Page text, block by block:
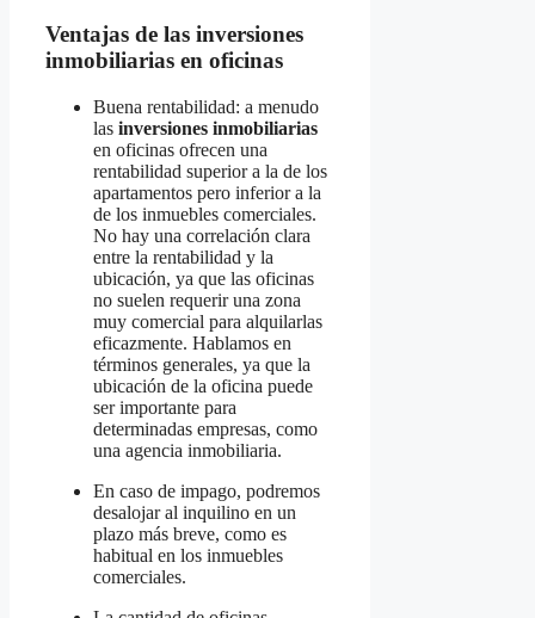
Ventajas de las inversiones
inmobiliarias en oficinas
Buena rentabilidad: a menudo
las inversiones inmobiliarias
en oficinas ofrecen una
rentabilidad superior a la de los
apartamentos pero inferior a la
de los inmuebles comerciales.
No hay una correlación clara
entre la rentabilidad y la
ubicación, ya que las oficinas
no suelen requerir una zona
muy comercial para alquilarlas
eficazmente. Hablamos en
términos generales, ya que la
ubicación de la oficina puede
ser importante para
determinadas empresas, como
una agencia inmobiliaria.
En caso de impago, podremos
desalojar al inquilino en un
plazo más breve, como es
habitual en los inmuebles
comerciales.